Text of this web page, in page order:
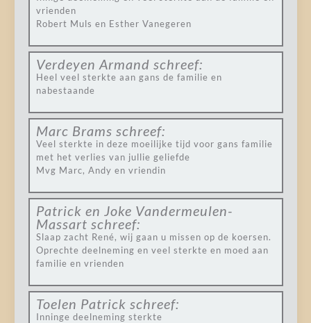
vrienden
Robert Muls en Esther Vanegeren
Verdeyen Armand schreef:
Heel veel sterkte aan gans de familie en
nabestaande
Marc Brams schreef:
Veel sterkte in deze moeilijke tijd voor gans familie
met het verlies van jullie geliefde
Mvg Marc, Andy en vriendin
Patrick en Joke Vandermeulen-
Massart schreef:
Slaap zacht René, wij gaan u missen op de koersen.
Oprechte deelneming en veel sterkte en moed aan
familie en vrienden
Toelen Patrick schreef:
Inninge deelneming sterkte